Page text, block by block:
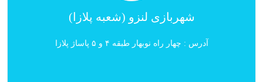
شهربازی لنزو (شعبه پلازا)
آدرس : چهار راه نوبهار طبقه ۴ و ۵ پاساژ پلازا